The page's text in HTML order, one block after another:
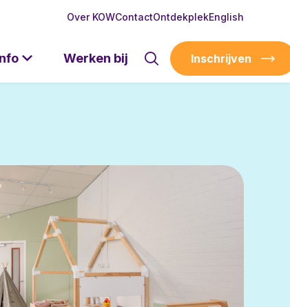
Over KOWContactOntdekplekEnglish
Werken bij Inschrijven